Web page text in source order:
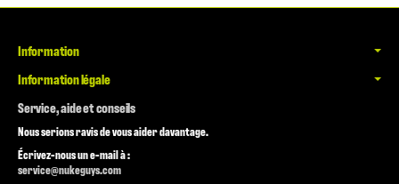
Information
Information légale
Service, aide et conseils
Nous serions ravis de vous aider davantage.
Écrivez-nous un e-mail à :
service@nukeguys.com